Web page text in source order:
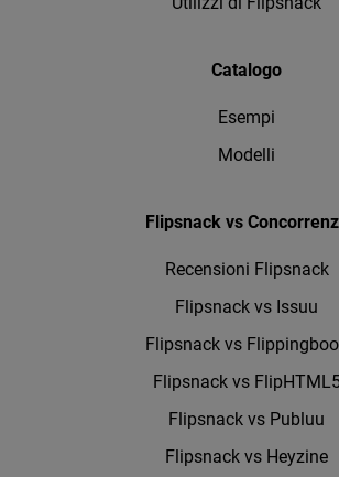
Catalogo
Esempi
Modelli
Flipsnack vs
Recensioni Flipsnack
Flipsnack vs Issuu
Flipsnack vs
Flipsnack vs
Flipsnack vs Publuu
Flipsnack vs Heyzine